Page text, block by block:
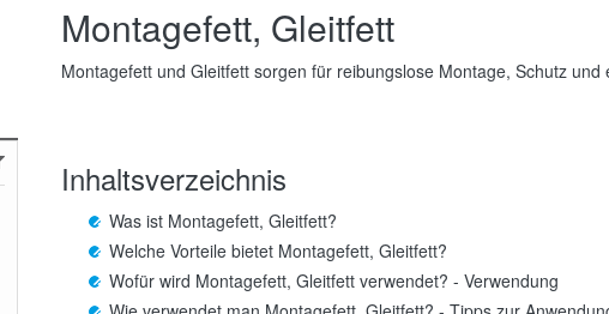
Montagefett, Gleitfett
Montagefett und Gleitfett sorgen für reibungslose Montage, Schutz
Inhaltsverzeichnis
Was ist Montagefett, Gleitfett?
Welche Vorteile bietet Montagefett, Gleitfett?
Wofür wird Montagefett, Gleitfett verwendet? - Verwendung